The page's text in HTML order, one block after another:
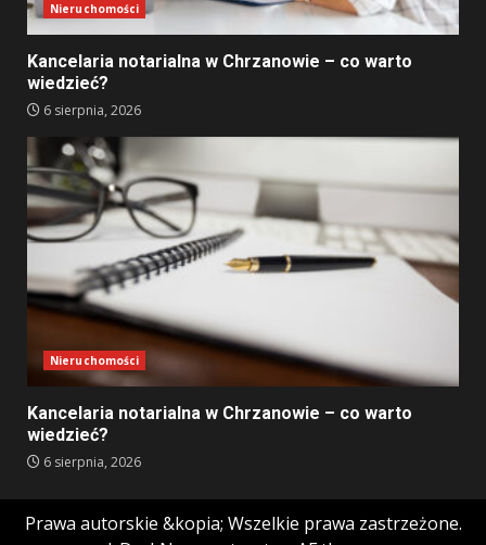
Nieruchomości
Kancelaria notarialna w Chrzanowie – co warto
wiedzieć?
6 sierpnia, 2026
Nieruchomości
Kancelaria notarialna w Chrzanowie – co warto
wiedzieć?
6 sierpnia, 2026
Prawa autorskie &kopia; Wszelkie prawa zastrzeżone.